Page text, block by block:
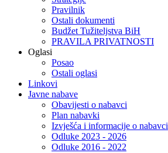
Pravilnik
Ostali dokumenti
Budžet Tužiteljstva BiH
PRAVILA PRIVATNOSTI
Oglasi
Posao
Ostali oglasi
Linkovi
Javne nabave
Obavijesti o nabavci
Plan nabavki
Izvješća i informacije o nabavci
Odluke 2023 - 2026
Odluke 2016 - 2022